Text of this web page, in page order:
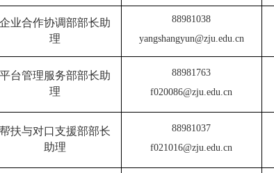
企业合作协调部部长助
理
88981038
yangshangyun@zju.edu.cn
平台管理服务部部长助
理
88981763
f020086@zju.edu.cn
帮扶与对口支援部部长
助理
88981037
f021016@zju.edu.cn